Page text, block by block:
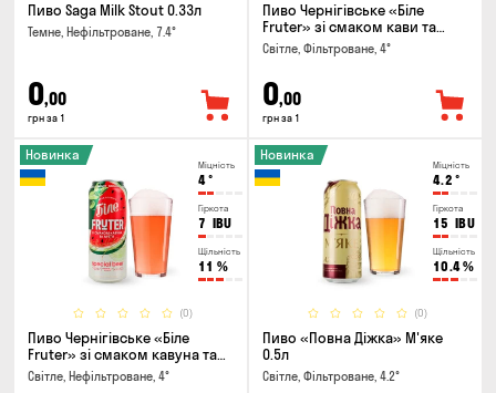
Пиво Saga Milk Stout 0.33л
Темне, Нефільтроване, 7.4°
0,00
грн за 1
Пиво Чернігівське «Біле
Fruter» зі смаком кави та
апельсину 0.5л
Світле, Фільтроване, 4°
0,00
грн за 1
Міцність
4°
Гіркота
7 IBU
Щільність
11 %
(0)
Новинка
Пиво Чернігівське «Біле
Fruter» зі смаком кавуна та
м'яти 0.5л
Світле, Нефільтроване, 4°
Міцність
4.2 °
Гіркота
15 IBU
Щільність
10.4%
(0)
Новинка
Пиво «Повна Діжка» М'яке
0.5л
Світле, Фільтроване, 4.2°